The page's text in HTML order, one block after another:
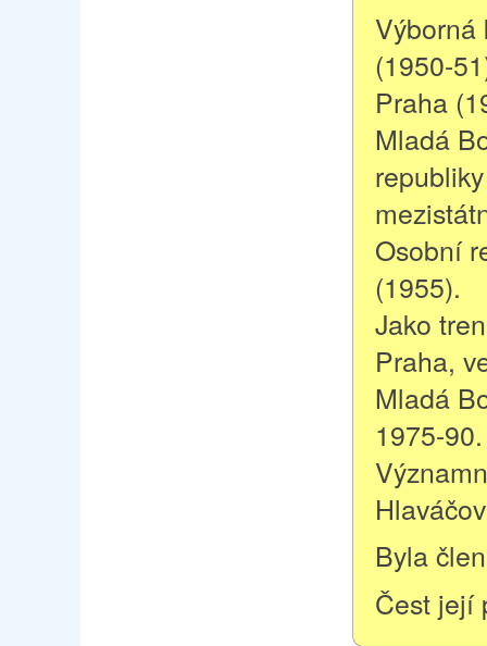
Výborná
(1950-
Praha
Mladá
Osobní
(1955).
Jako
Praha,
Mladá
1975-90.
Byla
Čest její